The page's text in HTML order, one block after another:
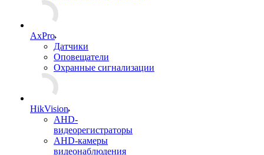
AxPro
Датчики
Оповещатели
Охранные сигнализации
HikVision
AHD-
видеорегистраторы
AHD-камеры
видеонаблюдения